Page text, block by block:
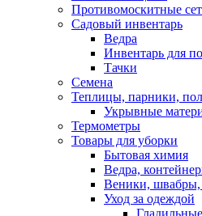
Противомоскитные
Садовый инвентарь
Ведра
Инвентарь для
Тачки
Семена
Теплицы, парники,
Укрывные
Термометры
Товары для уборки
Бытовая химия
Ведра,
Веники, швабры,
Уход за одеждой